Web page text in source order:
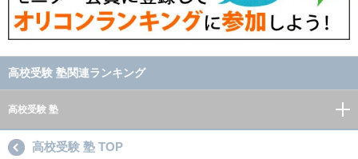
高校受験 塾関連ランキング
高校受験 塾
高校受験 塾 TOP